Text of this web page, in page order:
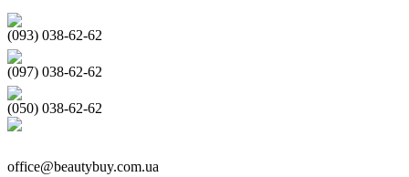
(093) 038-62-62
(097) 038-62-62
(050) 038-62-62
office@beautybuy.com.ua